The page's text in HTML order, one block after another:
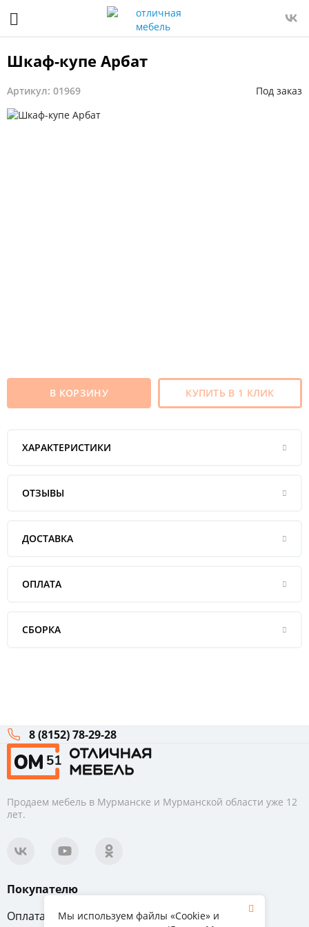
Шкаф-купе Арбат
Артикул: 01969 Под заказ
В КОРЗИНУ КУПИТЬ В 1 КЛИК
ХАРАКТЕРИСТИКИ
ОТЗЫВЫ
ДОСТАВКА
ОПЛАТА
СБОРКА
8 (8152) 78-29-28
Продаем мебель в Мурманске и Мурманской области уже 12
лет.
Покупателю
Оплата
Вопрос-ответ
Мы используем файлы «Cookie» и